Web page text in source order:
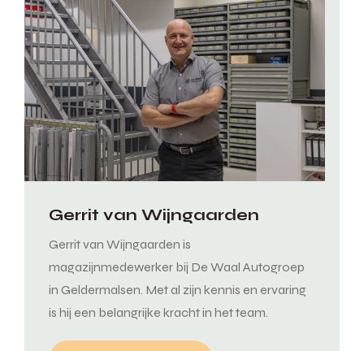
Gerrit van Wijngaarden
Gerrit van Wijngaarden is
magazijnmedewerker bij De Waal Autogroep
in Geldermalsen. Met al zijn kennis en ervaring
is hij een belangrijke kracht in het team.